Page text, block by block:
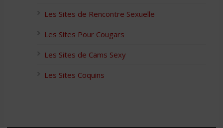
Les Sites de Rencontre Sexuelle
Les Sites Pour Cougars
Les Sites de Cams Sexy
Les Sites Coquins